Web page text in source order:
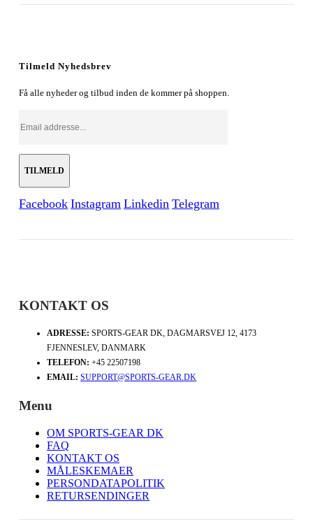
Tilmeld Nyhedsbrev
Få alle nyheder og tilbud inden de kommer på shoppen.
Facebook Instagram Linkedin Telegram
KONTAKT OS
ADRESSE: SPORTS-GEAR DK, DAGMARSVEJ 12, 4173
FJENNESLEV, DANMARK
TELEFON: +45 22507198
EMAIL: SUPPORT@SPORTS-GEAR.DK
Menu
OM SPORTS-GEAR DK
FAQ
KONTAKT OS
MÅLESKEMAER
PERSONDATAPOLITIK
RETURSENDINGER